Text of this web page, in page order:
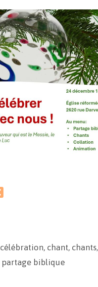
g
célébration, chant, chants,
partage biblique